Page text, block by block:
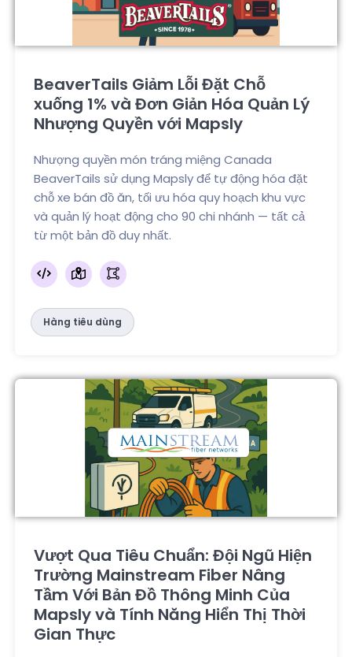
BeaverTails Giảm Lỗi Đặt Chỗ
xuống 1% và Đơn Giản Hóa Quản Lý
Nhượng Quyền với Mapsly
Nhượng quyền món tráng miệng Canada
BeaverTails sử dụng Mapsly để tự động hóa đặt
chỗ xe bán đồ ăn, tối ưu hóa quy hoạch khu vực
và quản lý hoạt động cho 90 chi nhánh — tất cả
từ một bản đồ duy nhất.
Hàng tiêu dùng
Vượt Qua Tiêu Chuẩn: Đội Ngũ Hiện
Trường Mainstream Fiber Nâng
Tầm Với Bản Đồ Thông Minh Của
Mapsly và Tính Năng Hiển Thị Thời
Gian Thực